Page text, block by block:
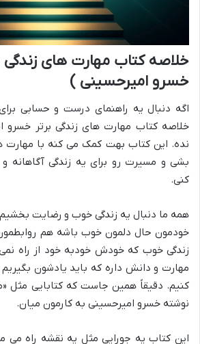
خلاصه کتاب مهارت های زندگی
خسرو امیرحسینی )
اگه دنبال یه راهنمای درست و حسابی
خلاصه کتاب مهارت های زندگی برتر خسرو
نده. این کتاب بهت کمک می کنه با مهارت
بشی و مسیرت رو برای یه زندگی آگاهانه
کنی.
همه ما دنبال یه زندگی خوب و رضایت
خودمون حال دلمون خوب باشه هم
زندگی خوب که خودش خودبه خود از راه
مهارت و دانش داره که باید یادشون
کنیم. دقیقاً همین جاست که کتابایی مثل
نوشته خسرو امیرحسینی به کارمون میان.
این کتاب یه جورایی مثل یه نقشه راه می